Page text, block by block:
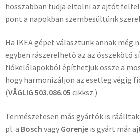
hosszabban tudja eltolni az ajtót
pont a napokban szembesültünk
Ha IKEA gépet választunk annak még
egyben rászerelhető az az összekötő
fiókelőlapokból építhetjük össze a
hogy harmonizáljon az esetleg végig
(VÅGLIG 503.086.05 cikksz.)
Természetesen más gyártók is
pl. a Bosch vagy Gorenje is gyárt már